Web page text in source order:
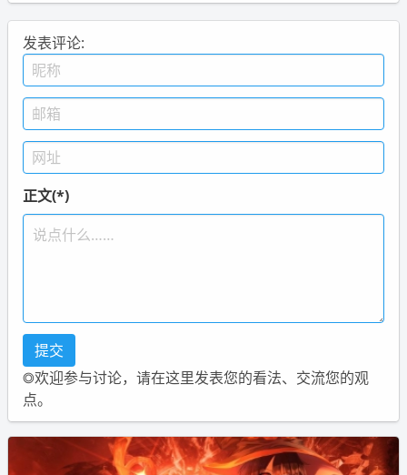
发表评论:
正文(*)
◎欢迎参与讨论，请在这里发表您的看法、交流您的观
点。